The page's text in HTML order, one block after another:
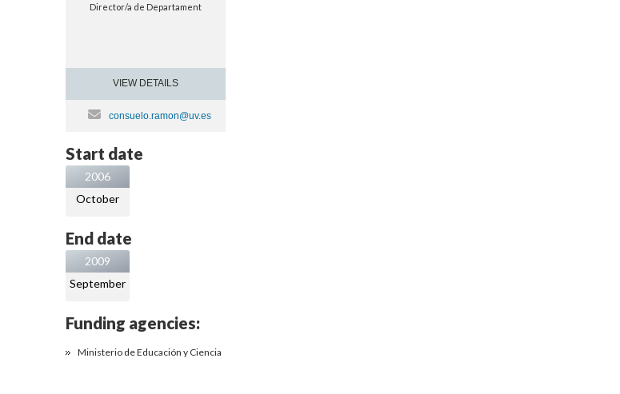
Director/a de Departament
VIEW DETAILS
consuelo.ramon@uv.es
Start date
2006
October
End date
2009
September
Funding agencies:
Ministerio de Educación y Ciencia